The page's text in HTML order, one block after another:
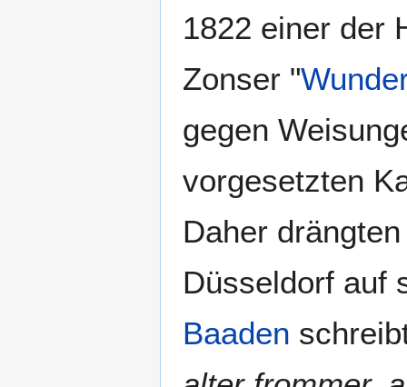
1822 einer der
Zonser "
gegen
vorgesetzten
Daher
Düsseldorf auf
Baaden